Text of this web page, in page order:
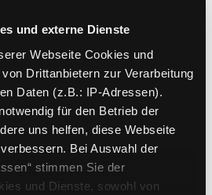
und externe Dienste
Webseite Cookies und
Drittanbietern zur Verarbeitung
Daten (z.B.: IP-Adressen).
für den Betrieb der
uns helfen, diese Webseite
Bei Auswahl der
stimmen Sie der
und Dienste, sowohl von
für die Kleinsten und
Jöcker, DetlevSuche nach
[o.O.], Menschenkinder
von Minecraft - Das
Kinderbuch
- Das Kreativ-